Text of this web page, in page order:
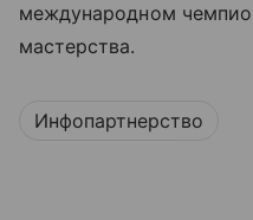
международном
мастерства.
Инфопартнерство